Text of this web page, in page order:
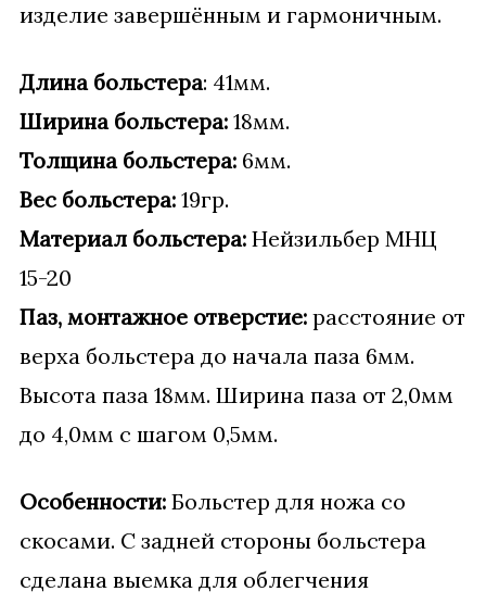
изделие завершённым и гармоничным.
Длина больстера: 41мм.
Ширина больстера: 18мм.
Толщина больстера: 6мм.
Вес больстера: 19гр.
Материал больстера: Нейзильбер МНЦ
15-20
Паз, монтажное отверстие: расстояние от
верха больстера до начала паза 6мм.
Высота паза 18мм. Ширина паза от 2,0мм
до 4,0мм с шагом 0,5мм.
Особенности: Больстер для ножа со
скосами. С задней стороны больстера
сделана выемка для облегчения